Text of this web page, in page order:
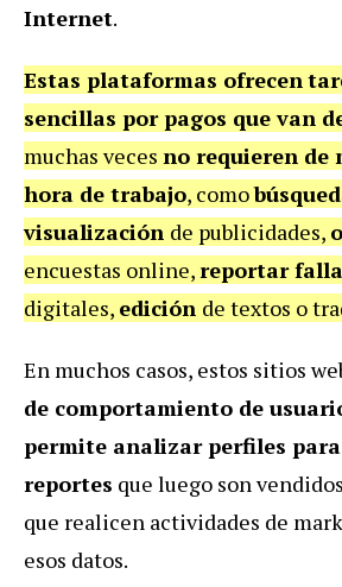
Internet.
Estas plataformas ofrecen
sencillas por pagos que van
muchas veces no requieren de
hora de trabajo, como
visualización de publicidades,
encuestas online,reportar
digitales, edición de textos o
En muchos casos, estos sitios
de comportamiento de
permite analizar perfiles
reportes que luego son
que realicen actividades de
esos datos.